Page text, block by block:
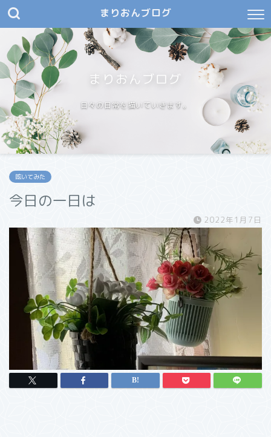
まりおんブログ
まりおんブログ
日々の日常を描いていきます。
呟いてみた
今日の一日は
2022年1月7日